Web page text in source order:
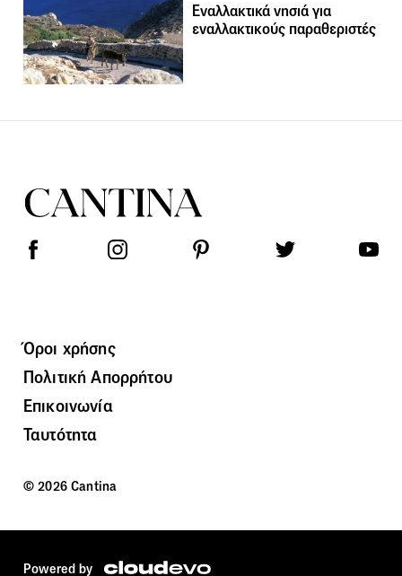
Εναλλακτικά νησιά για
εναλλακτικούς παραθεριστές
Όροι χρήσης
Πολιτική Απορρήτου
Επικοινωνία
Ταυτότητα
© 2026 Cantina
Powered by